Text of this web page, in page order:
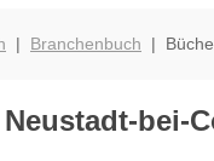
| Branchenbuch |
bei-